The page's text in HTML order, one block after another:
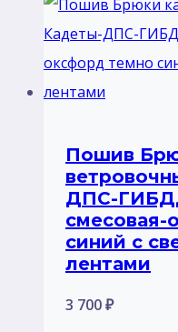
Пошив
ДПС-
смесовая-
синий с
лентами
3 700₽